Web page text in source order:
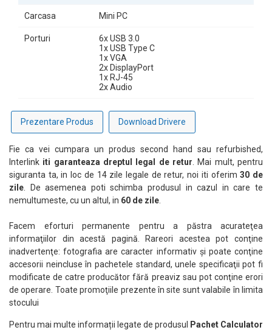
Carcasa Mini PC
Porturi
6x USB 3.0
1x USB Type C
1x VGA
2x DisplayPort
1x RJ-45
2x Audio
Prezentare Produs Download Drivere
Fie ca vei cumpara un produs second hand sau refurbished,
Interlink iti garanteaza dreptul legal de retur . Mai mult, pentru
siguranta ta, in loc de 14 zile legale de retur, noi iti oferim30 de
zile . De asemenea poti schimba produsul in cazul in care te
nemultumeste, cu un altul, in 60 de zile
Facem eforturi permanente pentru a păstra acurateţea
informaţiilor din acestă pagină. Rareori acestea pot conţine
inadvertenţe: fotografia are caracter informativ şi poate conţine
accesorii neincluse în pachetele standard, unele specificaţii pot fi
modificate de catre producător fără preaviz sau pot conţine erori
de operare. Toate promoţiile prezente în site sunt valabile în limita
stocului
Pentru mai multe informații legate de produsul
Pachet Calculator